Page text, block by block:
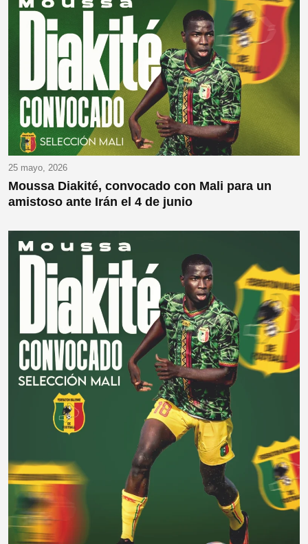
25 mayo, 2026
Moussa Diakité, convocado con Mali para un
amistoso ante Irán el 4 de junio